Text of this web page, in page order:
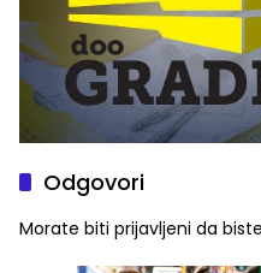
Odgovori
Morate biti prijavljeni da